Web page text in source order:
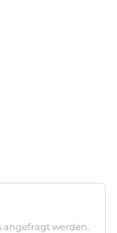
angefragt werden.